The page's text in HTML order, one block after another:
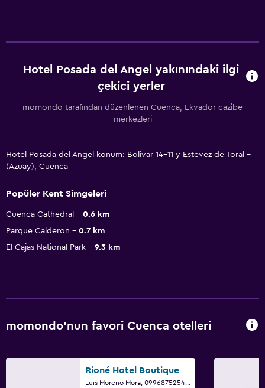
Hotel Posada del Angel yakınındaki ilgi
çekici yerler
momondo tarafından düzenlenen Cuenca, Ekvador cazibe
merkezleri
Hotel Posada del Angel konum: Bolivar 14-11 y Estevez de Toral -
(Azuay), Cuenca
Popüler Kent Simgeleri
Cuenca Cathedral
0.6 km
Parque Calderon
0.7 km
El Cajas National Park
9.3 km
momondo'nun favori Cuenca otelleri
Rioné Hotel Boutique